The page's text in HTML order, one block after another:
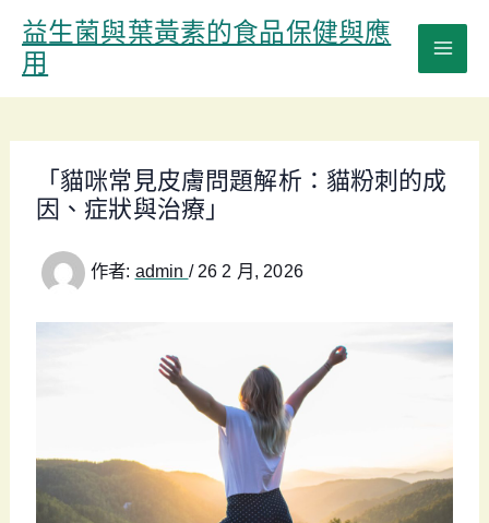
容
益生菌與葉黃素的食品保健與應
用
「貓咪常見皮膚問題解析：貓粉刺的成
因、症狀與治療」
作者: admin / 26 2 月, 2026